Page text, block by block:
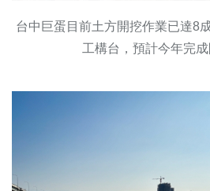
台中巨蛋目前土方開挖作業已達8
工構台，預計今年完成